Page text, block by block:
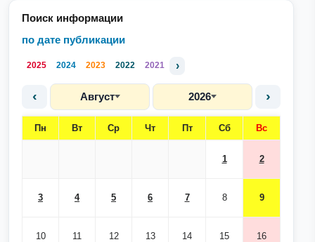
Поиск информации
по дате публикации
2025 2024 2023 2022 2021 ›
‹ Август 2026 ›
Пн Вт Ср Чт Пт Сб Вс
1 2
3 4 5 6 7 8 9
10 11 12 13 14 15 16